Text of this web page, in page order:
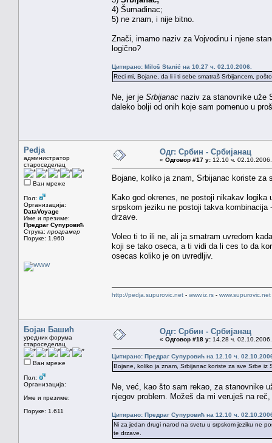
4) Šumadinac;
5) ne znam, i nije bitno.
Znači, imamo naziv za Vojvodinu i njene
logično?
Цитирано: Miloš Stanić на 10.27 ч. 02.10.2006.
Reci mi, Bojane, da li i ti sebe smatraš Srbijancem,
Ne, jer je Srbijanac naziv za stanovnike uže
daleko bolji od onih koje sam pomenuo u
Pedja
администратор
староседелац
Ван мреже
Пол:
Организација:
DataVoyage
Име и презиме:
Предраг Супуровић
Струка: програмер
Поруке: 1.960
Одг: Србин - Србијанац
« Одговор #17 у: 12.10 ч.
Bojane, koliko ja znam, Srbijanac koriste za
Kako god okrenes, ne postoji nikakav
srpskom jeziku ne postoji takva kombinacija
drzave.
Voleo ti to ili ne, ali ja smatram uvredom
koji se tako oseca, a ti vidi da li ces to da
osecas koliko je on uvredljiv.
http://pedja.supurovic.net - www.iz.rs - www.supurovic.net
Бојан Башић
уредник форума
староседелац
Ван мреже
Пол:
Организација:
Име и презиме:
Поруке: 1.611
Одг: Србин - Србијанац
« Одговор #18 у: 14.28 ч.
Цитирано: Предраг Супуровић на 12.10 ч.
Bojane, koliko ja znam, Srbijanac koriste za sve Srbe iz
Ne, već, kao što sam rekao, za stanovnike
njegov problem. Možeš da mi veruješ na
Цитирано: Предраг Супуровић на 12.10 ч.
Ni za jedan drugi narod na svetu u srpskom jeziku ne
te drzave.